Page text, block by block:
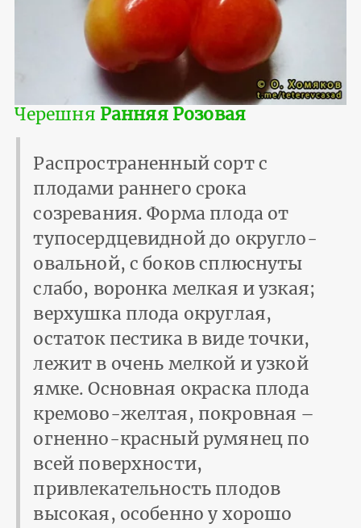
Черешня Ранняя Розовая
Распространенный сорт с
плодами раннего срока
созревания. Форма плода от
тупосердцевидной до округло-
овальной, с боков сплюснуты
слабо, воронка мелкая и узкая;
верхушка плода округлая,
остаток пестика в виде точки,
лежит в очень мелкой и узкой
ямке. Основная окраска плода
кремово-желтая, покровная –
огненно-красный румянец по
всей поверхности,
привлекательность плодов
высокая, особенно у хорошо